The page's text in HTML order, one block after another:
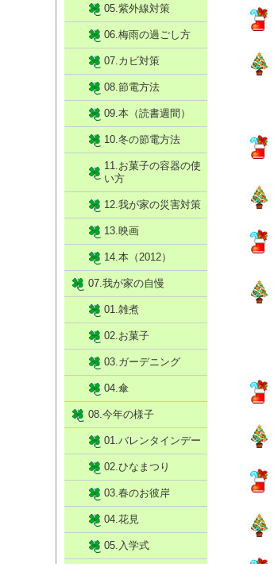
05.紫外線対策
06.梅雨の過ごし方
07.カビ対策
08.節電方法
09.本（読書週間）
10.冬の節電方法
11.お菓子の容器の使
い方
12.我が家の災害対策
13.映画
14.本（2012）
07.我が家の自慢
01.雑煮
02.お菓子
03.ガーデニング
04.傘
08.今年の様子
01.バレンタインデー
02.ひなまつり
03.春のお彼岸
04.花見
05.入学式